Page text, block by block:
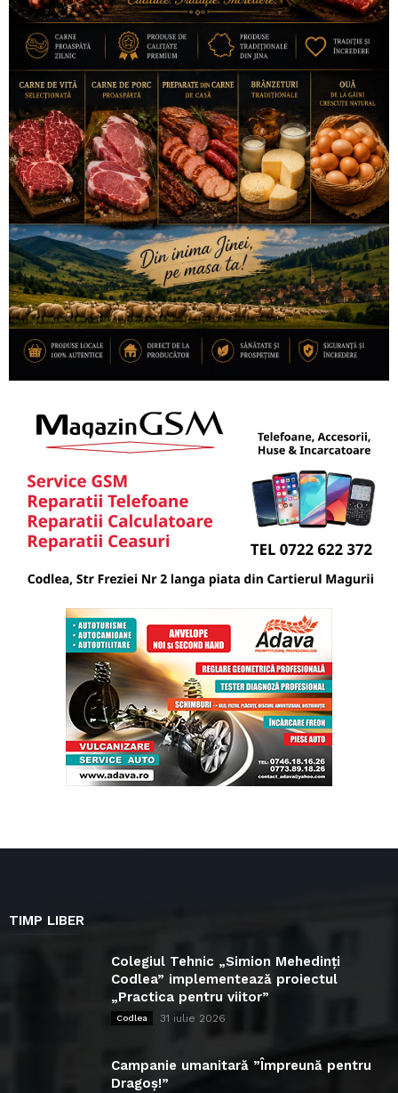
TIMP LIBER
Colegiul Tehnic „Simion Mehedinți
Codlea” implementează proiectul
„Practica pentru viitor”
Codlea 31 iulie 2026
Campanie umanitară ”Împreună pentru
Dragoș!”